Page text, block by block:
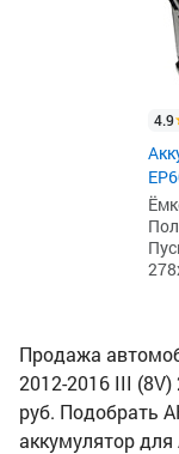
4.9
Продажа
2012-2016 III
руб. Подобрать
аккумулятор